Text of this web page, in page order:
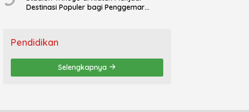
Destinasi Populer bagi Penggemar
Pendidikan
Selengkapnya